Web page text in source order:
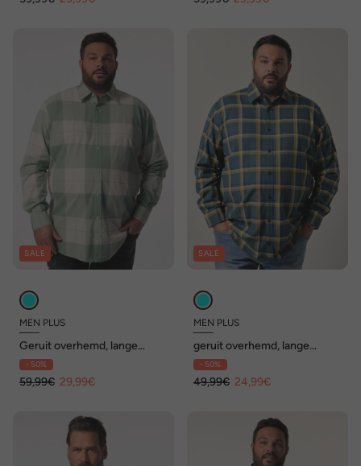
SALE
MEN PLUS
Geruit overhemd, lange
mouwen, Kentkraag, Comfort
Fit, tot maat 8 XL
- 50%
59,99€ 29,99€
SALE
MEN PLUS
geruit overhemd, lange
mouw, kentkraag, comfort fit,
tot 8XL
- 50%
49,99€ 24,99€